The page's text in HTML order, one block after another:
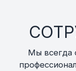
Мы всегда